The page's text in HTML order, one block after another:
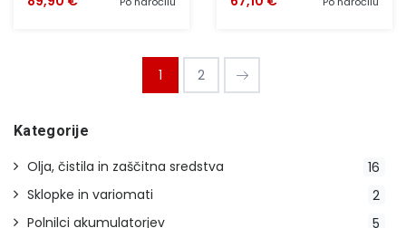
1 2
Kategorije
16
Olja, čistila in zaščitna sredstva
2
Sklopke in variomati
5
Polnilci akumulatorjev